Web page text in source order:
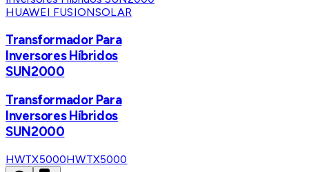
HUAWEI FUSIONSOLAR
Transformador Para
Inversores Híbridos
SUN2000
Transformador Para
Inversores Híbridos
SUN2000
HWTX5000HWTX5000